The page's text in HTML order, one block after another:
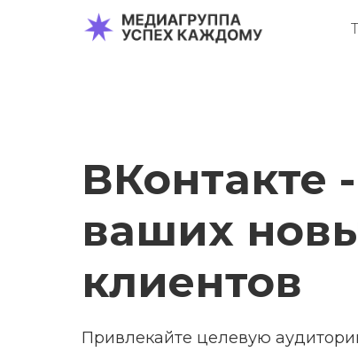
ВКонтакте
ваших
клиентов
Привлекайте целевую